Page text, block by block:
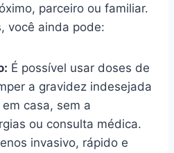
parceiro ou familiar.
você ainda pode:
É possível usar doses de
a gravidez indesejada
casa, sem a
ou consulta médica.
invasivo, rápido e